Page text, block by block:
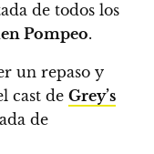
de todos los
Pompeo.
un repaso y
cast de Grey’s
de